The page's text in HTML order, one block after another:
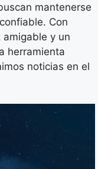
mantenerse
Con
y un
herramienta
noticias en el